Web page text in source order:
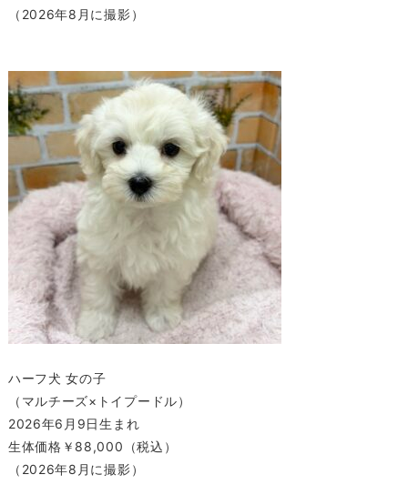
（2026年8月に撮影）
ハーフ犬 女の子
（マルチーズ×トイプードル）
2026年6月9日生まれ
生体価格￥88,000（税込）
（2026年8月に撮影）